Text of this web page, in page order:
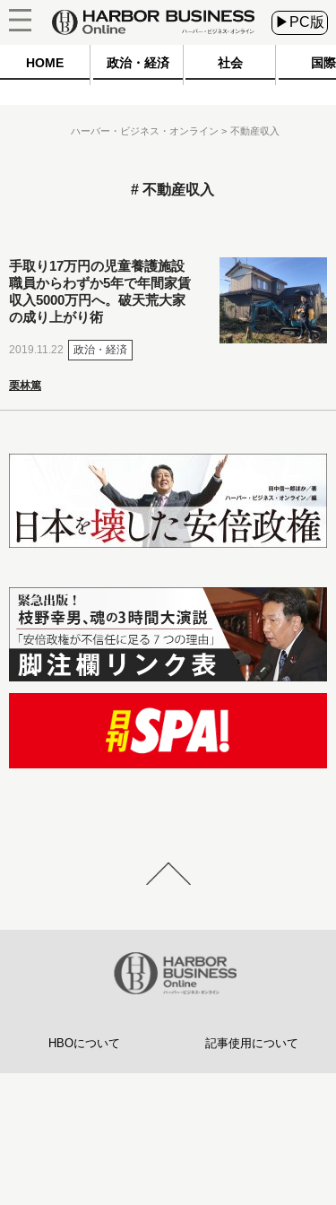
▶PC版
HOME 政治・経済 社会 国際
ハーバー・ビジネス・オンライン 不動産収入
不動産収入
手取り17万円の児童養護施設
職員からわずか5年で年間家賃
収入5000万円へ。破天荒大家
の成り上がり術
2019.11.22 政治・経済
栗林篤
HBOについて 記事使用について